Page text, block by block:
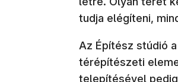
tudja elégíteni,
Az Építész stúdió
térépítészeti
telepítésével